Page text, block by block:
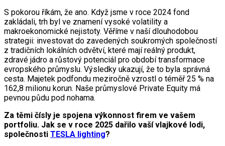
S pokorou říkám, že ano. Když jsme v roce 2024 fond
zakládali, trh byl ve znamení vysoké volatility a
makroekonomické nejistoty. Věříme v naší dlouhodobou
strategii: investovat do zavedených soukromých společností
z tradičních lokálních odvětví, které mají reálný produkt,
zdravé jádro a růstový potenciál pro období transformace
evropského průmyslu. Výsledky ukazují, že to byla správná
cesta. Majetek podfondu meziročně vzrostl o téměř 25 % na
162,8 milionu korun. Naše průmyslové Private Equity má
pevnou půdu pod nohama.
Za těmi čísly je spojena výkonnost firem ve vašem
portfoliu. Jak se v roce 2025 dařilo vaší vlajkové lodi,
společnosti TESLA lighting?